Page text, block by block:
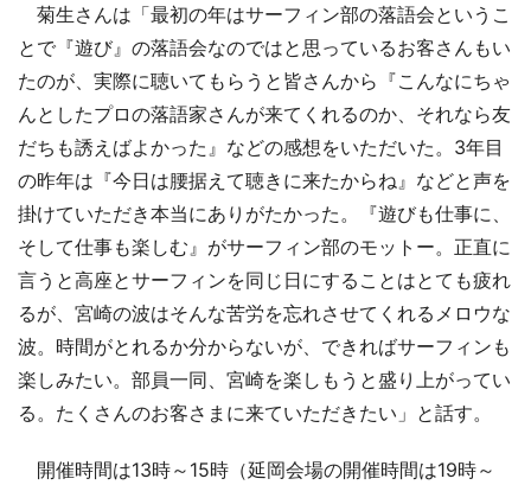
菊生さんは「最初の年はサーフィン部の落語会というこ
とで『遊び』の落語会なのではと思っているお客さんもい
たのが、実際に聴いてもらうと皆さんから『こんなにちゃ
んとしたプロの落語家さんが来てくれるのか、それなら友
だちも誘えばよかった』などの感想をいただいた。3年目
の昨年は『今日は腰据えて聴きに来たからね』などと声を
掛けていただき本当にありがたかった。『遊びも仕事に、
そして仕事も楽しむ』がサーフィン部のモットー。正直に
言うと高座とサーフィンを同じ日にすることはとても疲れ
るが、宮崎の波はそんな苦労を忘れさせてくれるメロウな
波。時間がとれるか分からないが、できればサーフィンも
楽しみたい。部員一同、宮崎を楽しもうと盛り上がってい
る。たくさんのお客さまに来ていただきたい」と話す。
開催時間は13時～15時（延岡会場の開催時間は19時～